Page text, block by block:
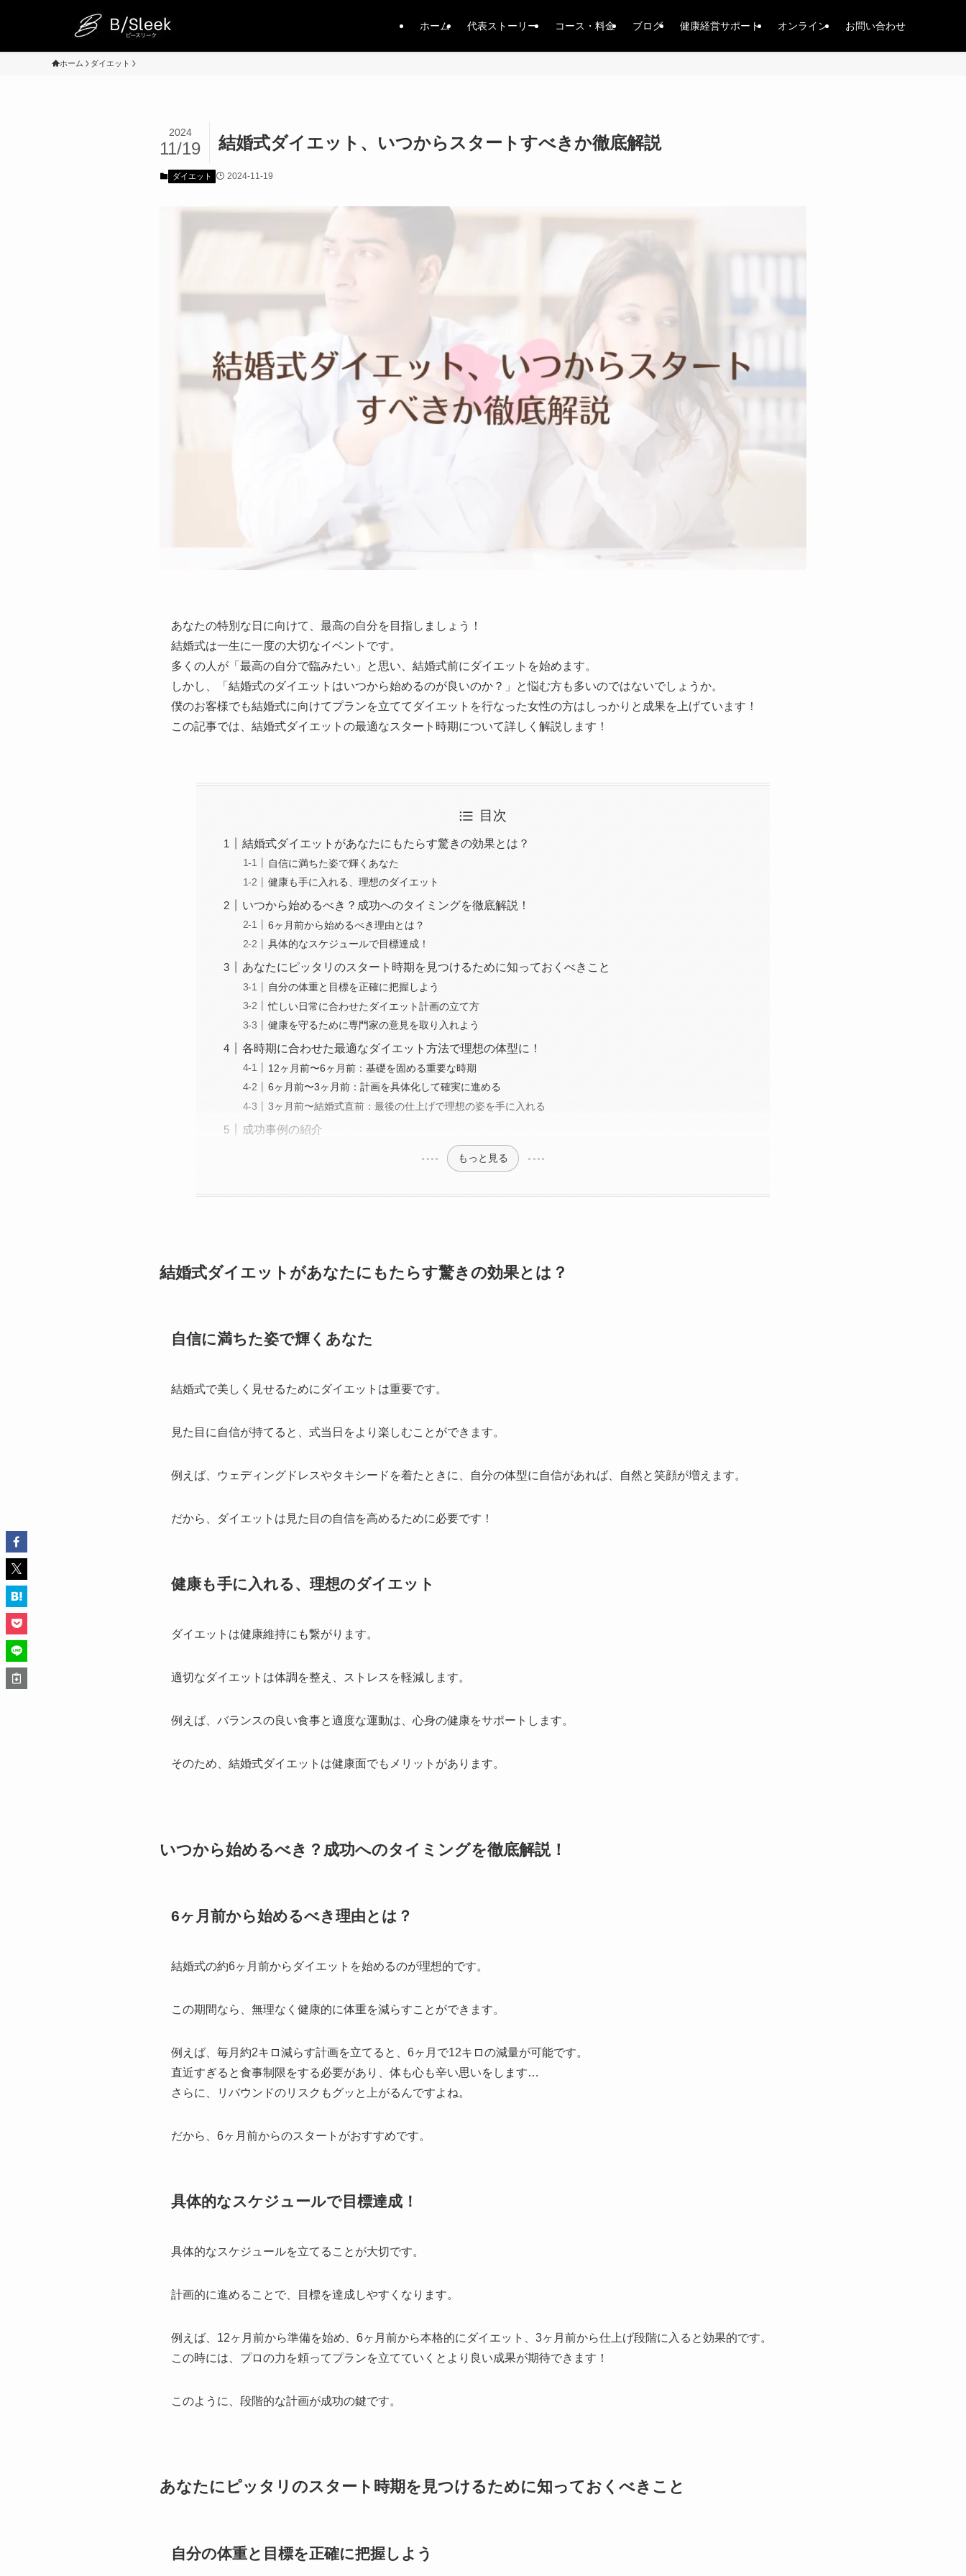
ホーム 代表ストーリー コース・料金 ブログ 健康経営サポート オンライン お問い合わせ
ホーム ダイエット
結婚式ダイエット、いつからスタートすべきか徹底解説
2024
11/19
ダイエット 2024-11-19
あなたの特別な日に向けて、最高の自分を目指しましょう！
結婚式は一生に一度の大切なイベントです。
多くの人が「最高の自分で臨みたい」と思い、結婚式前にダイエットを始めます。
しかし、「結婚式のダイエットはいつから始めるのが良いのか？」と悩む方も多いのではないでしょうか。
僕のお客様でも結婚式に向けてプランを立ててダイエットを行なった女性の方はしっかりと成果を上げています！
この記事では、結婚式ダイエットの最適なスタート時期について詳しく解説します！
目次
結婚式ダイエットがあなたにもたらす驚きの効果とは？
自信に満ちた姿で輝くあなた
健康も手に入れる、理想のダイエット
いつから始めるべき？成功へのタイミングを徹底解説！
6ヶ月前から始めるべき理由とは？
具体的なスケジュールで目標達成！
あなたにピッタリのスタート時期を見つけるために知っておくべきこと
自分の体重と目標を正確に把握しよう
忙しい日常に合わせたダイエット計画の立て方
健康を守るために専門家の意見を取り入れよう
各時期に合わせた最適なダイエット方法で理想の体型に！
12ヶ月前〜6ヶ月前：基礎を固める重要な時期
6ヶ月前〜3ヶ月前：計画を具体化して確実に進める
3ヶ月前〜結婚式直前：最後の仕上げで理想の姿を手に入れる
成功事例の紹介
もっと見る
結婚式ダイエットがあなたにもたらす驚きの効果とは？
自信に満ちた姿で輝くあなた
結婚式で美しく見せるためにダイエットは重要です。
見た目に自信が持てると、式当日をより楽しむことができます。
例えば、ウェディングドレスやタキシードを着たときに、自分の体型に自信があれば、自然と笑顔が増えます。
だから、ダイエットは見た目の自信を高めるために必要です！
健康も手に入れる、理想のダイエット
ダイエットは健康維持にも繋がります。
適切なダイエットは体調を整え、ストレスを軽減します。
例えば、バランスの良い食事と適度な運動は、心身の健康をサポートします。
そのため、結婚式ダイエットは健康面でもメリットがあります。
いつから始めるべき？成功へのタイミングを徹底解説！
6ヶ月前から始めるべき理由とは？
結婚式の約6ヶ月前からダイエットを始めるのが理想的です。
この期間なら、無理なく健康的に体重を減らすことができます。
例えば、毎月約2キロ減らす計画を立てると、6ヶ月で12キロの減量が可能です。
直近すぎると食事制限をする必要があり、体も心も辛い思いをします…
さらに、リバウンドのリスクもグッと上がるんですよね。
だから、6ヶ月前からのスタートがおすすめです。
具体的なスケジュールで目標達成！
具体的なスケジュールを立てることが大切です。
計画的に進めることで、目標を達成しやすくなります。
例えば、12ヶ月前から準備を始め、6ヶ月前から本格的にダイエット、3ヶ月前から仕上げ段階に入ると効果的です。
この時には、プロの力を頼ってプランを立てていくとより良い成果が期待できます！
このように、段階的な計画が成功の鍵です。
あなたにピッタリのスタート時期を見つけるために知っておくべきこと
自分の体重と目標を正確に把握しよう